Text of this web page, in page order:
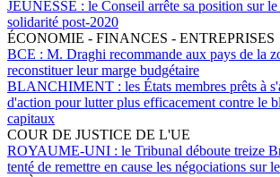
JEUNESSE : le Conseil arrête sa position sur
solidarité post-2020
ÉCONOMIE - FINANCES - ENTREPRISES
BCE : M. Draghi recommande aux pays de la
reconstituer leur marge budgétaire
BLANCHIMENT : les États membres prêts à
d'action pour lutter plus efficacement contre le
capitaux
COUR DE JUSTICE DE L'UE
ROYAUME-UNI : le Tribunal déboute treize
tenté de remettre en cause les négociations sur le